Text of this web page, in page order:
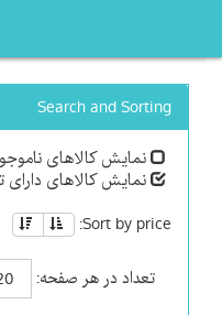
Search and Sorting
نمایش کالاهای
نمایش کالاهای
Sort by price:
تعداد در هر صفحه: